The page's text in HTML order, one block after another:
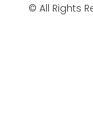
© All Rights